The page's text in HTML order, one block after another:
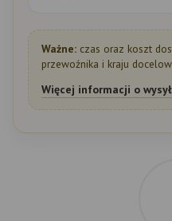
Ważne: czas oraz koszt
przewoźnika i kraju
Więcej informacji o